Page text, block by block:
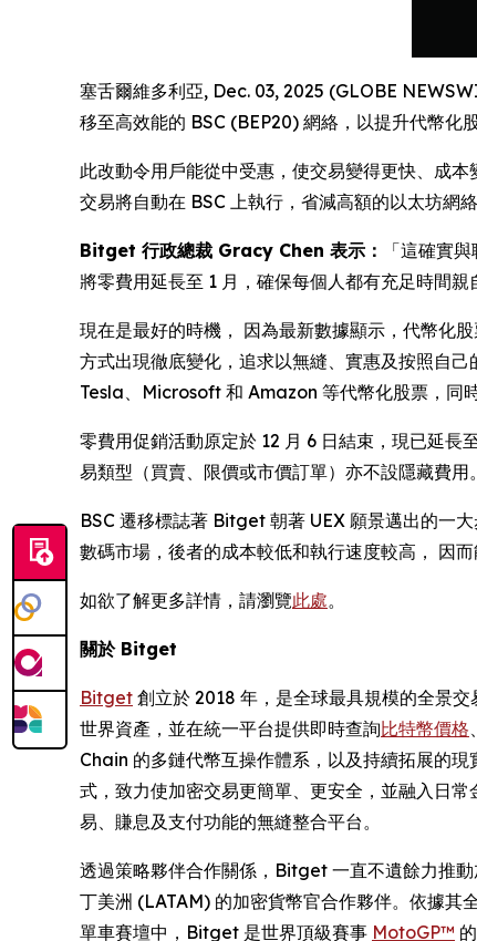
塞舌爾維多利亞, Dec. 03, 2025 (GLOBE
移至高效能的 BSC (BEP20) 網絡，以提升代幣化
此改動令用戶能從中受惠，使交易變得更快、成
交易將自動在 BSC 上執行，省減高額的以太坊網
Bitget 行政總裁 Gracy Chen 表示：
「這確實
將零費用延長至 1 月，確保每個人都有充足時間
現在是最好的時機， 因為最新數據顯示，代幣化
方式出現徹底變化，追求以無縫、實惠及按照自
Tesla、Microsoft 和 Amazon 等代幣化股票，同
零費用促銷活動原定於 12 月 6 日結束，現已延長
易類型（買賣、限價或市價訂單）亦不設隱藏費
BSC 遷移標誌著 Bitget 朝著 UEX 願景邁出的一
數碼市場，後者的成本較低和執行速度較高， 因
如欲了解更多詳情，請瀏覽此處。
關於 Bitget
Bitget 創立於 2018 年，是全球最具規模的全景
世界資產，並在統一平台提供即時查詢比特幣價格
Chain 的多鏈代幣互操作體系，以及持續拓展的
式，致力使加密交易更簡單、更安全，並融入日
易、賺息及支付功能的無縫整合平台。
透過策略夥伴合作關係，Bitget 一直不遺餘力推
丁美洲 (LATAM) 的加密貨幣官合作夥伴。依據其
單車賽壇中，Bitget 是世界頂級賽事 MotoGP™